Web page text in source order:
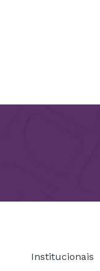
Institucionais